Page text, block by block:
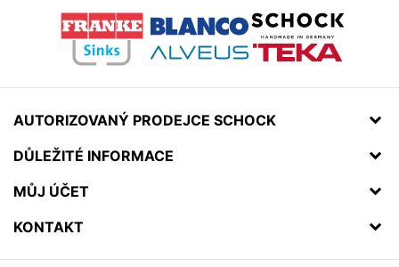
AUTORIZOVANÝ PRODEJCE SCHOCK
DŮLEŽITÉ INFORMACE
MŮJ ÚČET
KONTAKT